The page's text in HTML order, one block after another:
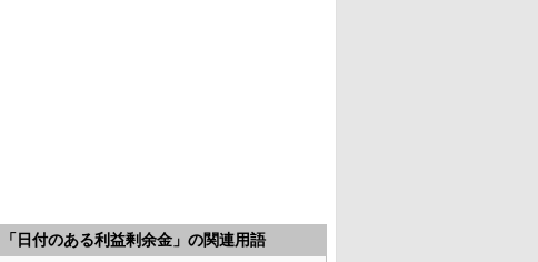
「日付のある利益剰余金」の関連用語